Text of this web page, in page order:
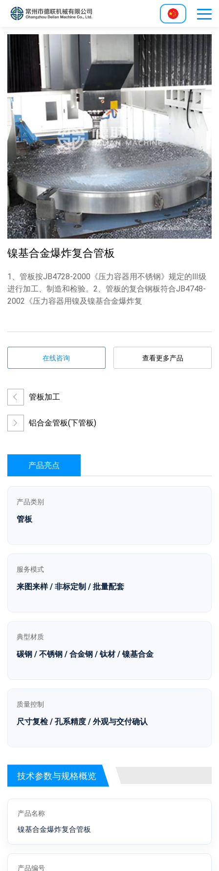
镍基合金爆炸复合管板
1、管板按JB4728-2000《压力容器用不锈钢》规定的Ⅲ级
进行加工、制造和检验。2、管板的复合钢板符合JB4748-
2002《压力容器用镍及镍基合金爆炸复
在线咨询 查看更多产品
管板加工
铝合金管板(下管板)
产品亮点
产品类别
管板
服务模式
来图来样 / 非标定制 / 批量配套
典型材质
碳钢 / 不锈钢 / 合金钢 / 钛材 / 镍基合金
质量控制
尺寸复检 / 孔系精度 / 外观与交付确认
技术参数与规格概览
产品名称
镍基合金爆炸复合管板
产品编号